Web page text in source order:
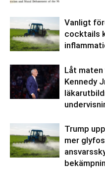
Vanligt
cocktails
Låt maten
Kennedy
Trump
mer